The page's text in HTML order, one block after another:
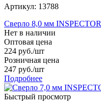
Артикул: 13788
Сверло 8,0 мм INSPECTOR
Нет в наличии
Оптовая цена
224 руб./шт
Розничная цена
247 руб./шт
Подробнее
Быстрый просмотр